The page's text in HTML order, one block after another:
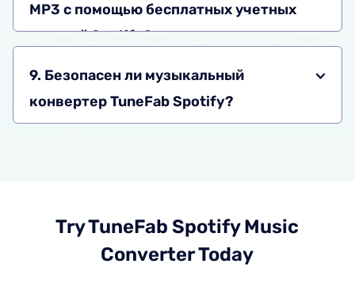
MP3 с помощью бесплатных учетных
записей Spotify?
9. Безопасен ли музыкальный
конвертер TuneFab Spotify?
Try TuneFab Spotify Music
Converter Today